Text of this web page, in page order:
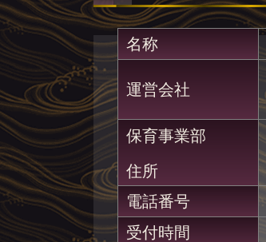
名称
運営会社
保育事業部
住所
電話番号
受付時間